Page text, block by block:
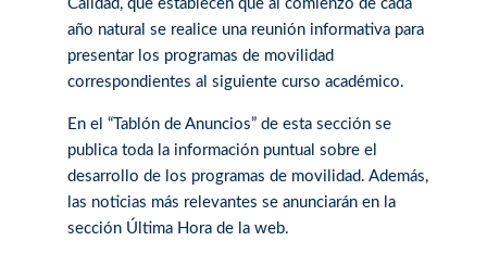
Calidad, que establecen que al comienzo de cada
año natural se realice una reunión informativa para
presentar los programas de movilidad
correspondientes al siguiente curso académico.
En el “Tablón de Anuncios” de esta sección se
publica toda la información puntual sobre el
desarrollo de los programas de movilidad. Además,
las noticias más relevantes se anunciarán en la
sección Última Hora de la web.